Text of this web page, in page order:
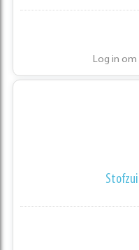
Log in